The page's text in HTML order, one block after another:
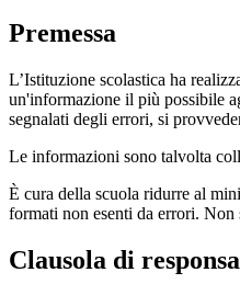
Premessa
L’Istituzione scolastica ha
un'informazione il più possibile
segnalati degli errori, si
Le informazioni sono talvolta
È cura della scuola ridurre al
formati non esenti da errori.
Clausola di